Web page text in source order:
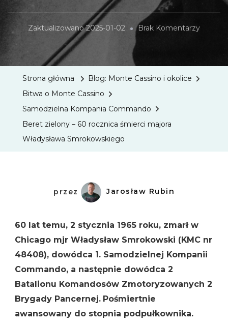
Zaktualizowano2025-01-02 Brak KomentarzyDo
Strona główna
Blog: Monte Cassino i okolice
Bitwa o Monte Cassino
Samodzielna Kompania Commando
Beret zielony – 60 rocznica śmierci majora
Władysława Smrokowskiego
przez Jarosław Rubin
60 lat temu, 2 stycznia 1965 roku, zmarł w
Chicago mjr Władysław Smrokowski (KMC nr
48408), dowódca 1. Samodzielnej Kompanii
Commando, a następnie dowódca 2
Batalionu Komandosów Zmotoryzowanych 2
Brygady Pancernej. Pośmiertnie
awansowany do stopnia podpułkownika.